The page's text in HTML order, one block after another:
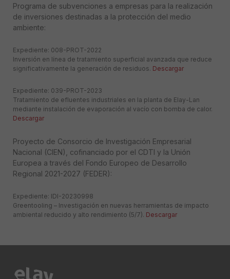
Programa de subvenciones a empresas para la realización
de inversiones destinadas a la protección del medio
ambiente:
Expediente: 008-PROT-2022
Inversión en línea de tratamiento superficial avanzada que reduce
significativamente la generación de residuos. Descargar
Expediente: 039-PROT-2023
Tratamiento de efluentes industriales en la planta de Elay-Lan
mediante instalación de evaporación al vacío con bomba de calor.
Descargar
Proyecto de Consorcio de Investigación Empresarial
Nacional (CIEN), cofinanciado por el CDTI y la Unión
Europea a través del Fondo Europeo de Desarrollo
Regional 2021-2027 (FEDER):
Expediente: IDI-20230998
Greentooling – Investigación en nuevas herramientas de impacto
ambiental reducido y alto rendimiento (5/7). Descargar